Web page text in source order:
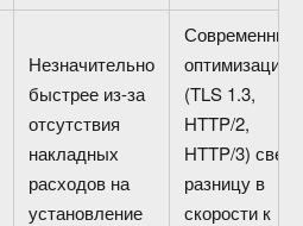
Незначительно
быстрее из-за
отсутствия
накладных
расходов на
установление
Современные
оптимизации
(TLS 1.3,
HTTP/2,
HTTP/3) свели
разницу в
скорости к